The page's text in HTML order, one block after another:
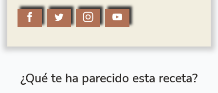
¿Qué te ha parecido esta receta?